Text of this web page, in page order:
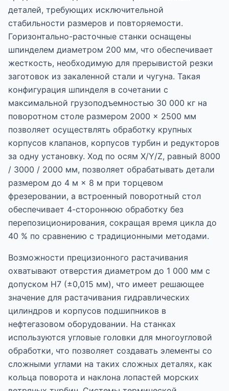
деталей, требующих исключительной
стабильности размеров и повторяемости.
Горизонтально-расточные станки оснащены
шпинделем диаметром 200 мм, что обеспечивает
жесткость, необходимую для прерывистой резки
заготовок из закаленной стали и чугуна. Такая
конфигурация шпинделя в сочетании с
максимальной грузоподъемностью 30 000 кг на
поворотном столе размером 2000 × 2500 мм
позволяет осуществлять обработку крупных
корпусов клапанов, корпусов турбин и редукторов
за одну установку. Ход по осям X/Y/Z, равный 8000
/ 3000 / 2000 мм, позволяет обрабатывать детали
размером до 4 м × 8 м при торцевом
фрезеровании, а встроенный поворотный стол
обеспечивает 4-стороннюю обработку без
перепозиционирования, сокращая время цикла до
40 % по сравнению с традиционными методами.
Возможности прецизионного растачивания
охватывают отверстия диаметром до 1 000 мм с
допуском H7 (±0,015 мм), что имеет решающее
значение для растачивания гидравлических
цилиндров и корпусов подшипников в
нефтегазовом оборудовании. На станках
используются угловые головки для многоугловой
обработки, что позволяет создавать элементы со
сложными углами на таких сложных деталях, как
кольца поворота и наклона лопастей морских